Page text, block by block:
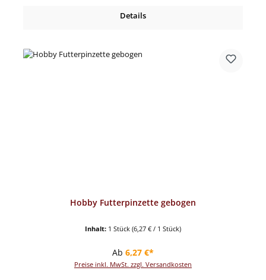
Details
Hobby Futterpinzette gebogen
Inhalt: 1 Stück (6,27 € / 1 Stück)
Regulärer Preis:
Ab 6,27 €*
Preise inkl. MwSt. zzgl. Versandkosten